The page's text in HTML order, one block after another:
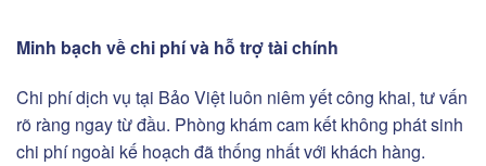
Minh bạch về chi phí và hỗ trợ tài chính
Chi phí dịch vụ tại Bảo Việt luôn niêm yết công khai, tư vấn
rõ ràng ngay từ đầu. Phòng khám cam kết không phát sinh
chi phí ngoài kế hoạch đã thống nhất với khách hàng.